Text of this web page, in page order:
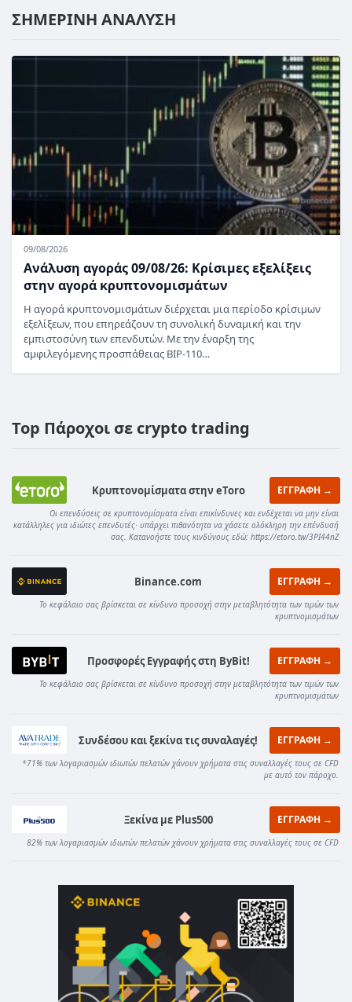
ΣΗΜΕΡΙΝΗ ΑΝΑΛΥΣΗ
09/08/2026
Ανάλυση αγοράς 09/08/26: Κρίσιμες εξελίξεις
στην αγορά κρυπτονομισμάτων
Η αγορά κρυπτονομισμάτων διέρχεται μια περίοδο κρίσιμων
εξελίξεων, που επηρεάζουν τη συνολική δυναμική και την
εμπιστοσύνη των επενδυτών. Με την έναρξη της
αμφιλεγόμενης προσπάθειας BIP-110…
Top Πάροχοι σε crypto trading
Κρυπτονομίσματα στην eToro ΕΓΓΡΑΦΗ →
Οι επενδύσεις σε κρυπτονομίσματα είναι επικίνδυνες και ενδέχεται να μην είναι
κατάλληλες για ιδιώτες επενδυτές· υπάρχει πιθανότητα να χάσετε ολόκληρη την επένδυσή
σας. Κατανοήστε τους κινδύνους εδώ: https://etoro.tw/3PI44nZ
Binance.com ΕΓΓΡΑΦΗ →
Το κεφάλαιο σας βρίσκεται σε κίνδυνο προσοχή στην μεταβλητότητα των τιμών των
κρυπτνομισμάτων
Προσφορές Εγγραφής στη ByBit! ΕΓΓΡΑΦΗ →
Το κεφάλαιο σας βρίσκεται σε κίνδυνο προσοχή στην μεταβλητότητα των τιμών των
κρυπτνομισμάτων
Συνδέσου και ξεκίνα τις συναλαγές! ΕΓΓΡΑΦΗ →
*71% των λογαριασμών ιδιωτών πελατών χάνουν χρήματα στις συναλλαγές τους σε CFD
με αυτό τον πάροχο.
Ξεκίνα με Plus500 ΕΓΓΡΑΦΗ →
82% των λογαριασμών ιδιωτών πελατών χάνουν χρήματα στις συναλλαγές τους σε CFD